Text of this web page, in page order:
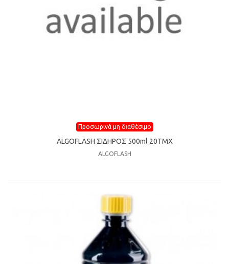
Προσωρινά μη διαθέσιμο
ALGOFLASH ΣIΔHPOΣ 500ml 20TMX
ALGOFLASH